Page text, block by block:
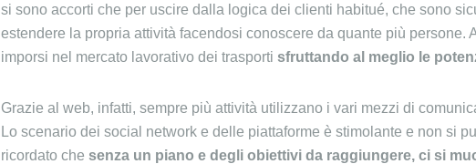
si sono accorti che per uscire dalla logica dei clienti habitué, che sono
estendere la propria attività facendosi conoscere da quante più persone.
imporsi nel mercato lavorativo dei trasporti sfruttando al meglio le
Grazie al web, infatti, sempre più attività utilizzano i vari mezzi di
Lo scenario dei social network e delle piattaforme è stimolante e non si
ricordato che senza un piano e degli obiettivi da raggiungere, ci si